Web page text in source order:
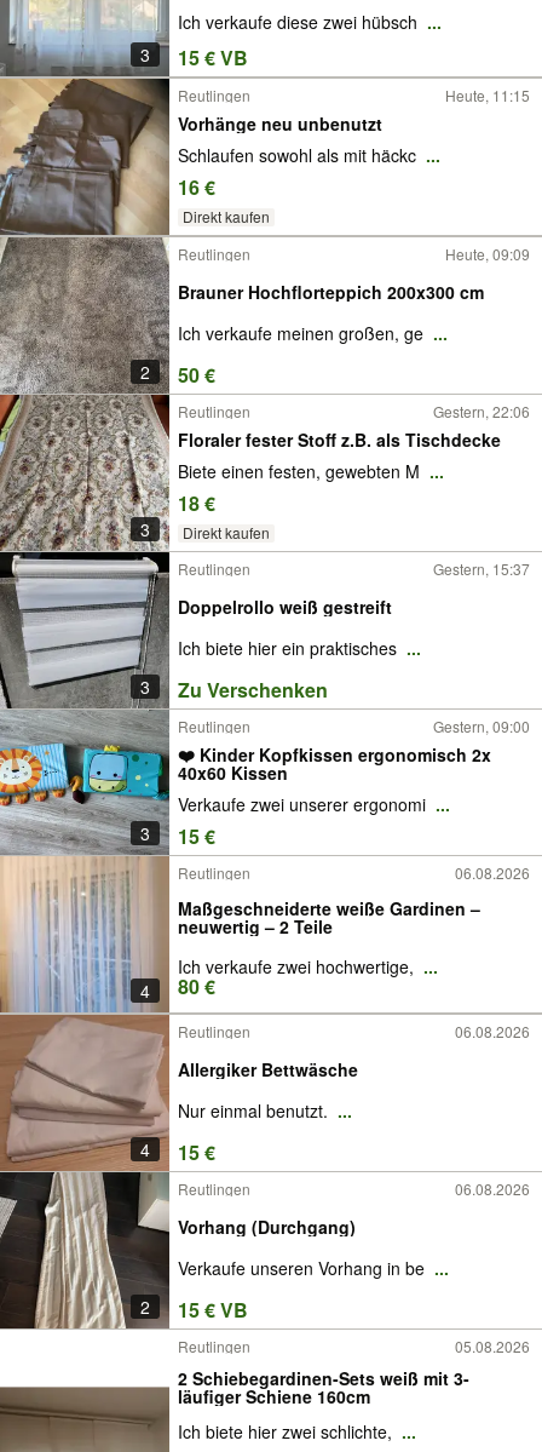
3
Ich verkaufe diese zwei hübsch ...
15 € VB
Reutlingen Heute, 11:15
Vorhänge neu unbenutzt
Schlaufen sowohl als mit häckc ...
16 €
Direkt kaufen
2
Reutlingen Heute, 09:09
Brauner Hochflorteppich 200x300 cm
Ich verkaufe meinen großen, ge ...
50 €
3
Reutlingen Gestern, 22:06
Floraler fester Stoff z.B. als Tischdecke
Biete einen festen, gewebten M ...
18 €
Direkt kaufen
3
Reutlingen Gestern, 15:37
Doppelrollo weiß gestreift
Ich biete hier ein praktisches ...
Zu Verschenken
3
Reutlingen Gestern, 09:00
❤️ Kinder Kopfkissen ergonomisch 2x
40x60 Kissen
Verkaufe zwei unserer ergonomi ...
15 €
4
Reutlingen 06.08.2026
Maßgeschneiderte weiße Gardinen –
neuwertig – 2 Teile
Ich verkaufe zwei hochwertige, ...
80 €
4
Reutlingen 06.08.2026
Allergiker Bettwäsche
Nur einmal benutzt. ...
15 €
2
Reutlingen 06.08.2026
Vorhang (Durchgang)
Verkaufe unseren Vorhang in be ...
15 € VB
Reutlingen 05.08.2026
2 Schiebegardinen-Sets weiß mit 3-
läufiger Schiene 160cm
Ich biete hier zwei schlichte, ...